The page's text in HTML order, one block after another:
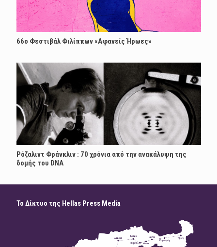
66ο Φεστιβάλ Φιλίππων «Αφανείς Ήρωες»
Ρόζαλιντ Φράνκλιν : 70 χρόνια από την ανακάλυψη της
δομής του DNA
Το Δίκτυο της Hellas Press Media